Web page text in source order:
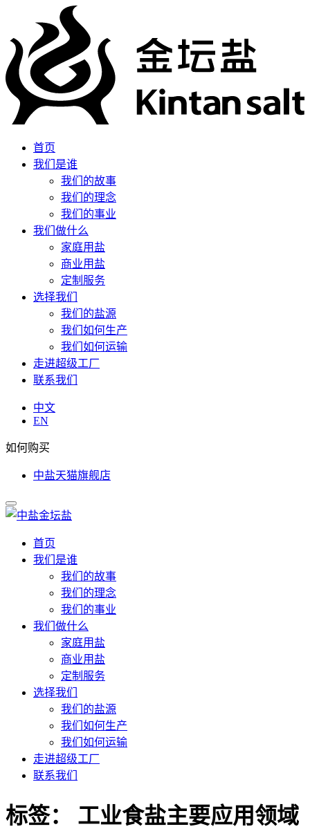
首页
我们是谁
我们的故事
我们的理念
我们的事业
我们做什么
家庭用盐
商业用盐
定制服务
选择我们
我们的盐源
我们如何生产
我们如何运输
走进超级工厂
联系我们
中文
EN
如何购买
中盐天猫旗舰店
首页
我们是谁
我们的故事
我们的理念
我们的事业
我们做什么
家庭用盐
商业用盐
定制服务
选择我们
我们的盐源
我们如何生产
我们如何运输
走进超级工厂
联系我们
标签： 工业食盐主要应用领域